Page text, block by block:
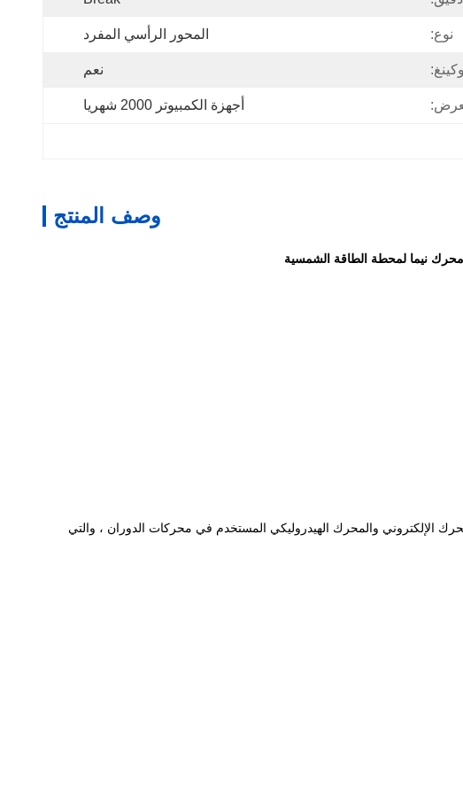
نوع: المحور الرأسي المفرد
نعم
أجهزة الكمبيوتر 2000 شهريا
وصف المنتج
الإلكتروني والمحرك الهيدروليكي المستخدم في محركات الدوران ، والتي